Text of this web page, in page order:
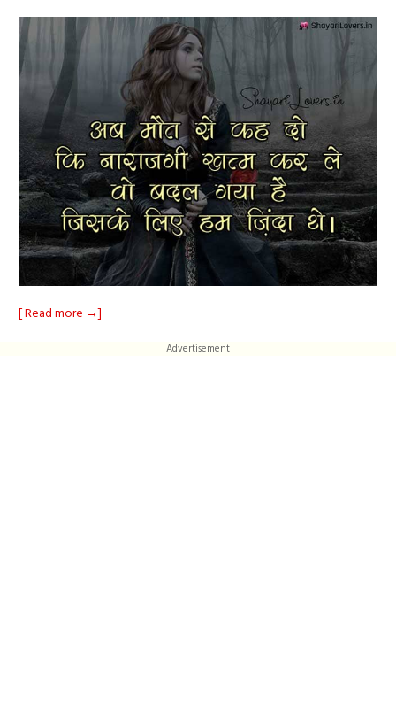
[ Read more →]
Advertisement